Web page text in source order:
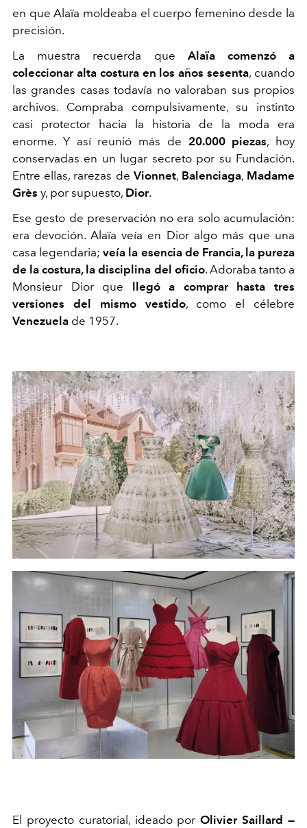
en que Alaïa moldeaba el cuerpo femenino desde la
precisión.
La muestra recuerda que Alaïa comenzó a
coleccionar alta costura en los años sesenta, cuando
las grandes casas todavía no valoraban sus propios
archivos. Compraba compulsivamente, su instinto
casi protector hacia la historia de la moda era
enorme. Y así reunió más de 20.000 piezas, hoy
conservadas en un lugar secreto por su Fundación.
Entre ellas, rarezas de Vionnet, Balenciaga, Madame
Grès y, por supuesto, Dior.
Ese gesto de preservación no era solo acumulación:
era devoción. Alaïa veía en Dior algo más que una
casa legendaria; veía la esencia de Francia, la pureza
de la costura, la disciplina del oficio. Adoraba tanto a
Monsieur Dior que llegó a comprar hasta tres
versiones del mismo vestido, como el célebre
Venezuela de 1957.
El proyecto curatorial, ideado porOlivier Saillard —